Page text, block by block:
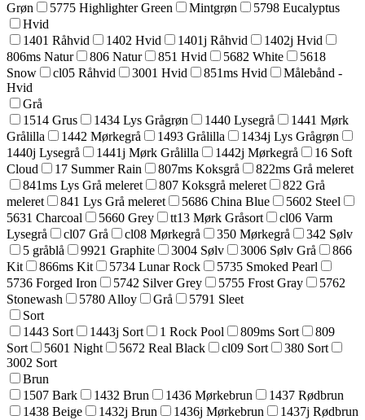
Grøn
5775 Highlighter Green Mintgrøn
5798 Eucalyptus
Hvid
1401 Råhvid
1402 Hvid 1401j Råhvid
1402j Hvid
806ms Natur
806 Natur 851 Hvid 5682 White
5618
Snow
cl05 Råhvid 3001 Hvid 851ms Hvid
Målebånd -
Hvid
Grå
1514 Grus
1434 Lys Grågrøn 1440 Lysegrå
1441 Mørk
Grålilla
1442 Mørkegrå 1493 Grålilla
1434j Lys Grågrøn
1440j Lysegrå
1441j Mørk Grålilla 1442j Mørkegrå
16 Soft
Cloud
17 Summer Rain 807ms Koksgrå
822ms Grå meleret
841ms Lys Grå meleret
807 Koksgrå meleret
822 Grå
meleret
841 Lys Grå meleret 5686 China Blue
5602 Steel
5631 Charcoal
5660 Grey tt13 Mørk Gråsort
cl06 Varm
Lysegrå
cl07 Grå cl08 Mørkegrå 350 Mørkegrå
342 Sølv
5 gråblå
9921 Graphite 3004 Sølv 3006 Sølv Grå
866
Kit
866ms Kit 5734 Lunar Rock
5735 Smoked Pearl
5736 Forged Iron
5742 Silver Grey 5755 Frost Gray
5762
Stonewash
5780 Alloy Grå
5791 Sleet
Sort
1443 Sort
1443j Sort 1 Rock Pool 809ms Sort
809
Sort
5601 Night 5672 Real Black cl09 Sort
380 Sort
3002 Sort
Brun
1507 Bark
1432 Brun 1436 Mørkebrun
1437 Rødbrun
1438 Beige
1432j Brun 1436j Mørkebrun
1437j Rødbrun